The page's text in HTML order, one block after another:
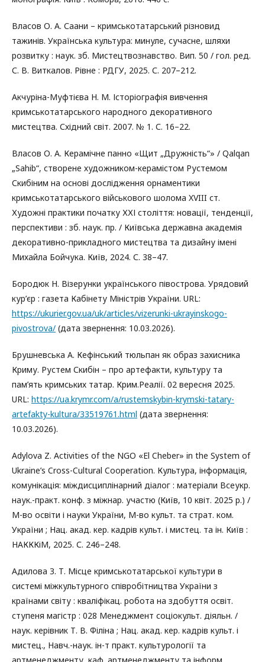
Власов О. А. Саани – кримськотатарський різновид
тажинів. Українська культура: минуле, сучасне, шляхи
розвитку : наук. зб. Мистецтвознавство. Вип. 50 / гол. ред.
С. В. Виткалов. Рівне : РДГУ, 2025. С. 207–212.
Акчуріна-Муфтієва Н. М. Історіографія вивчення
кримськотатарського народного декоративного
мистецтва. Східний світ. 2007. № 1. С. 16–22.
Власов О. А. Керамічне панно «Щит „Дружність“» / Qalqan
„Sahib“, створене художником-керамістом Рустемом
Скибіним на основі дослідження орнаментики
кримськотатарського військового шолома XVIII ст.
Художні практики початку ХХІ століття: новації, тенденції,
перспективи : зб. наук. пр. / Київська державна академія
декоративно-прикладного мистецтва та дизайну імені
Михайла Бойчука. Київ, 2024. С. 38–47.
Бородюк Н. Візерунки українського півострова. Урядовий
кур’єр : газета Кабінету Міністрів України. URL:
https://ukurier.gov.ua/uk/articles/vizerunki-ukrayinskogo-
pivostrova/ (дата звернення: 10.03.2026).
Брушневська А. Кефінський тюльпан як образ захисника
Криму. Рустем Скибін – про артефакти, культуру та
пам’ять кримських татар. Крим.Реалії. 02 вересня 2025.
URL: https://ua.krymr.com/a/rustemskybin-krymski-tatary-
artefakty-kultura/33519761.html (дата звернення:
10.03.2026).
Adylova Z. Activities of the NGO «El Cheber» in the System of
Ukraine’s Cross-Cultural Cooperation. Культура, інформація,
комунікація: міждисциплінарний діалог : матеріали Всеукр.
наук.-практ. конф. з міжнар. участю (Київ, 10 квіт. 2025 р.) /
М-во освіти і науки України, М-во культ. та страт. ком.
України ; Нац. акад. кер. кадрів культ. і мистец. та ін. Київ :
НАКККіМ, 2025. С. 246–248.
Адилова З. Т. Місце кримськотатарської культури в
системі міжкультурного співробітництва України з
країнами світу : кваліфікац. робота на здобуття освіт.
ступеня магістр : 028 Менеджмент соціокульт. діяльн. /
наук. керівник Т. В. Філіна ; Нац. акад. кер. кадрів культ. і
мистец., Навч.-наук. ін-т практ. культурології та